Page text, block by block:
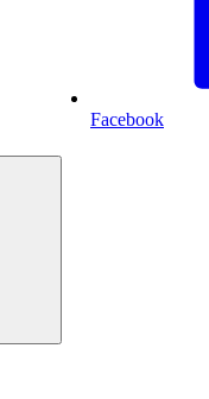
Facebook